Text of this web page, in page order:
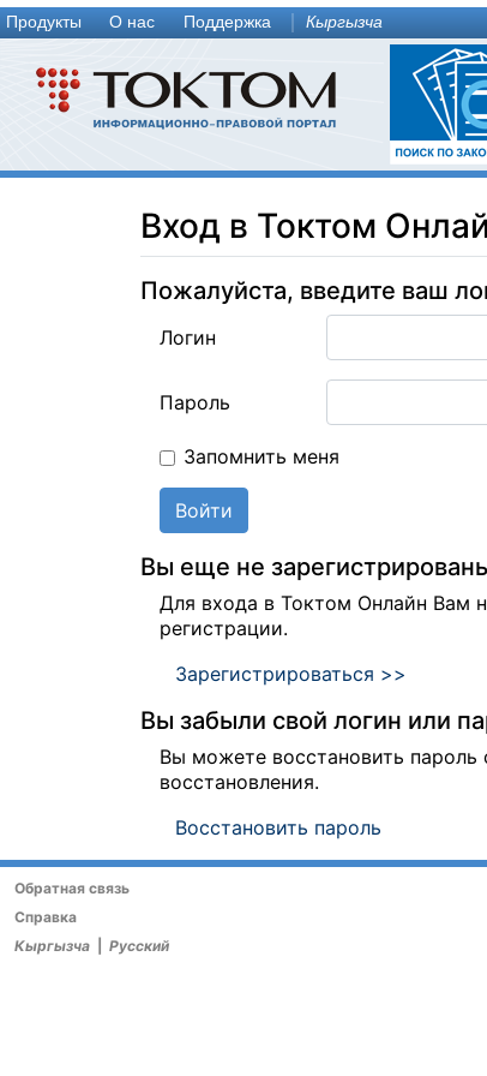
Продукты О нас Поддержка Кыргызча
Вход в Токтом
Пожалуйста, введите ваш
Логин
Пароль
Запомнить меня
Войти
Вы еще не
Для входа в Токтом Онлайн Вам
регистрации.
Зарегистрироваться >>
Вы забыли свой логин или
Вы можете восстановить
восстановления.
Восстановить пароль
Обратная связь
Справка
Кыргызча
Русский